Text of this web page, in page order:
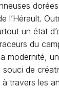
l’Hérault.
un état
du
modernité,
de
travers les